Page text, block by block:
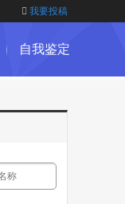
我要投稿
自我鉴定